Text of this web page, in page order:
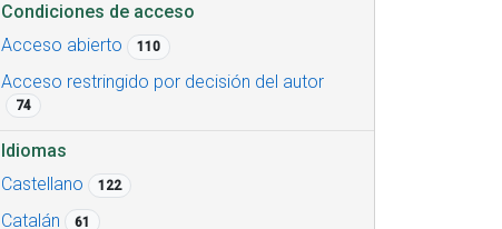
Condiciones de acceso
Acceso abierto
110
Acceso restringido por decisión del autor
74
Idiomas
Castellano
122
Catalán 61